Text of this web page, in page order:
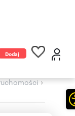
Dodaj
›